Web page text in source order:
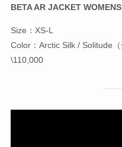
BETA AR JACKET WOMENS
Size：XS-L
Color：Arctic Silk / Solitude（
\110,000